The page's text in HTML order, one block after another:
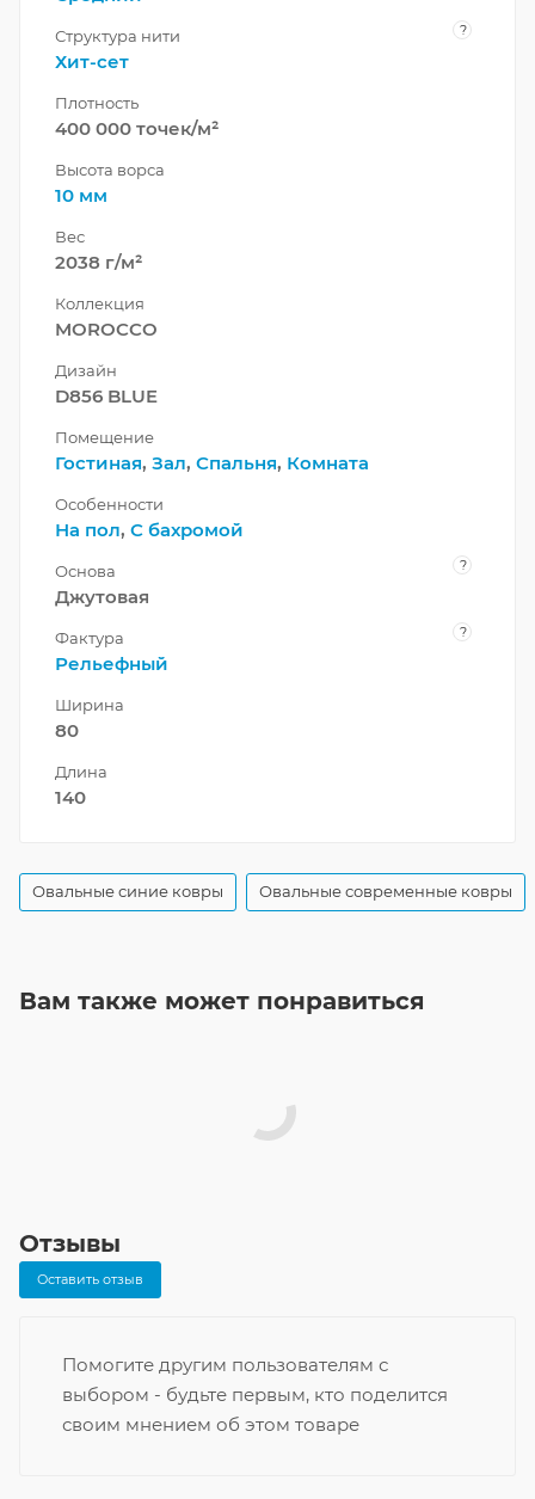
Структура нити ?
Хит-сет
Плотность
400 000 точек/м²
Высота ворса
10 мм
Вес
2038 г/м²
Коллекция
MOROCCO
Дизайн
D856 BLUE
Помещение
Гостиная, Зал, Спальня, Комната
Особенности
На пол, С бахромой
Основа ?
Джутовая
Фактура ?
Рельефный
Ширина
80
Длина
140
Овальные синие ковры Овальные современные ковры
Вам также может понравиться
Отзывы
Оставить отзыв
Помогите другим пользователям с
выбором - будьте первым, кто поделится
своим мнением об этом товаре